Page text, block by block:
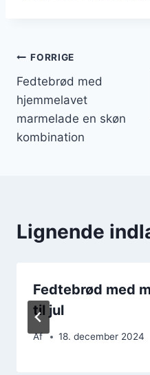
FORRIGE
Fedtebrød med
hjemmelavet
marmelade en skøn
kombination
Lignende
Fedtebrød med
til jul
Af 18. december 2024